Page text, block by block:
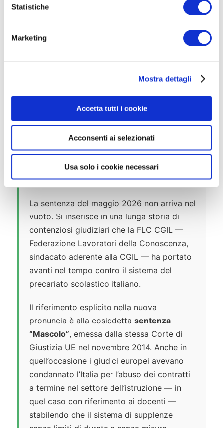
Statistiche
Marketing
Mostra dettagli
Accetta tutti i cookie
Acconsenti ai selezionati
Usa solo i cookie necessari
proprio per combattere questo tipo di
termine come strumento flessibile, ma
la Corte, ha violato questa norma in modo
📜 Il precedente “Mascolo” e la
storia del contenzioso europeo
La sentenza del maggio 2026 non arriva nel
vuoto. Si inserisce in una lunga storia di
contenziosi giudiziari che la FLC CGIL —
Federazione Lavoratori della Conoscenza,
sindacato aderente alla CGIL — ha portato
avanti nel tempo contro il sistema del
precariato scolastico italiano.
Il riferimento esplicito nella nuova
pronuncia è alla cosiddetta sentenza
“Mascolo”, emessa dalla stessa Corte di
Giustizia UE nel novembre 2014. Anche in
quell’occasione i giudici europei avevano
condannato l’Italia per l’abuso dei contratti
a termine nel settore dell’istruzione — in
quel caso con riferimento ai docenti —
stabilendo che il sistema di supplenze